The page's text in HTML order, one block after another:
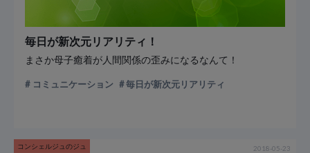
毎日が新次元リアリティ！
まさか母子癒着が人間関係の歪みになるなんて！
コミュニケーション 毎日が新次元リアリティ
コンシェルジュのジュ 2018-05-23